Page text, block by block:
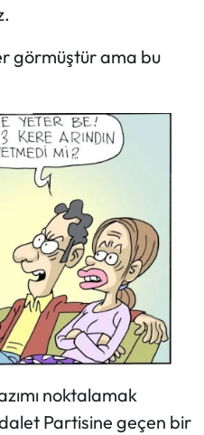
görmüştür ama bu
noktalamak
Partisine geçen bir